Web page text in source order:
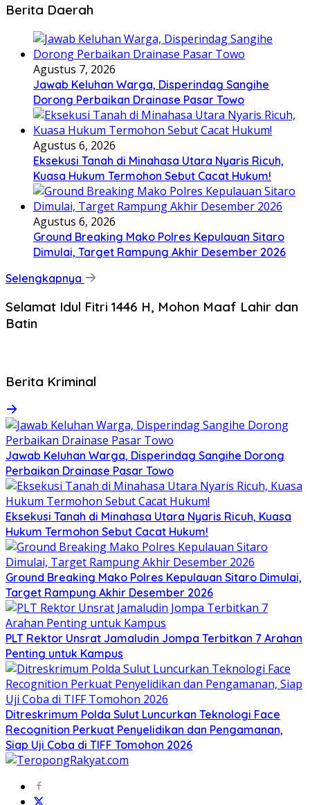
Berita Daerah
Agustus 7, 2026
Jawab Keluhan Warga, Disperindag Sangihe
Dorong Perbaikan Drainase Pasar Towo
Agustus 6, 2026
Eksekusi Tanah di Minahasa Utara Nyaris Ricuh,
Kuasa Hukum Termohon Sebut Cacat Hukum!
Agustus 6, 2026
Ground Breaking Mako Polres Kepulauan Sitaro
Dimulai, Target Rampung Akhir Desember 2026
Selengkapnya
Selamat Idul Fitri 1446 H, Mohon Maaf Lahir dan
Batin
Berita Kriminal
Jawab Keluhan Warga, Disperindag Sangihe Dorong
Perbaikan Drainase Pasar Towo
Eksekusi Tanah di Minahasa Utara Nyaris Ricuh, Kuasa
Hukum Termohon Sebut Cacat Hukum!
Ground Breaking Mako Polres Kepulauan Sitaro Dimulai,
Target Rampung Akhir Desember 2026
​PLT Rektor Unsrat Jamaludin Jompa Terbitkan 7 Arahan
Penting untuk Kampus
Ditreskrimum Polda Sulut Luncurkan Teknologi Face
Recognition Perkuat Penyelidikan dan Pengamanan,
Siap Uji Coba di TIFF Tomohon 2026